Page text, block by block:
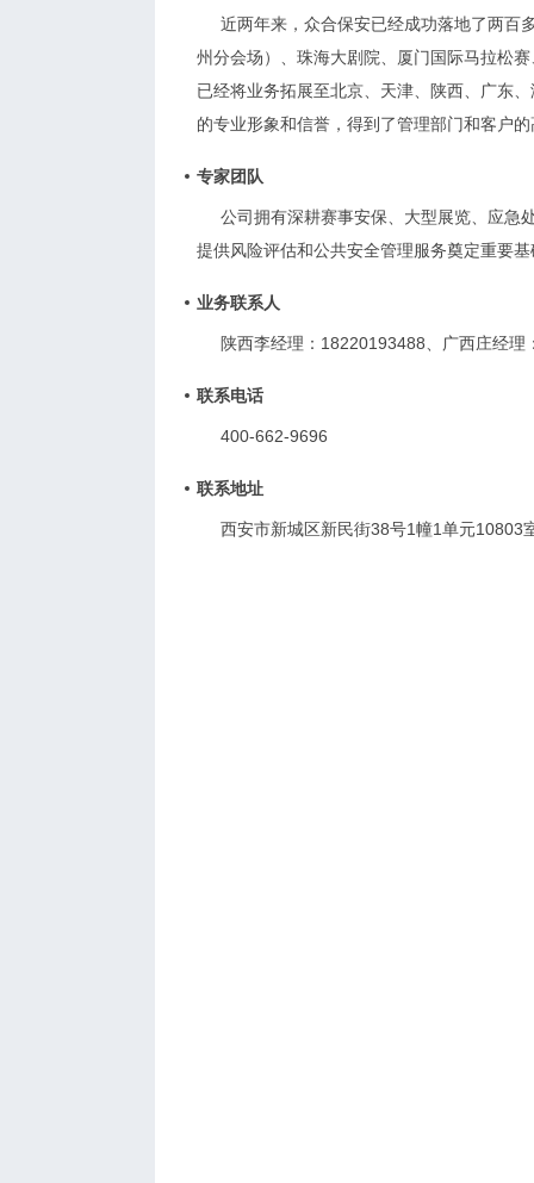
近两年来，众合保安已经成功落地了两百
州分会场）、珠海大剧院、厦门国际马拉松
已经将业务拓展至北京、天津、陕西、广东
的专业形象和信誉，得到了管理部门和客户
专家团队
公司拥有深耕赛事安保、大型展览、应急
提供风险评估和公共安全管理服务奠定重要基
业务联系人
陕西李经理：18220193488、广西庄经理
联系电话
400-662-9696
联系地址
西安市新城区新民街38号1幢1单元10803